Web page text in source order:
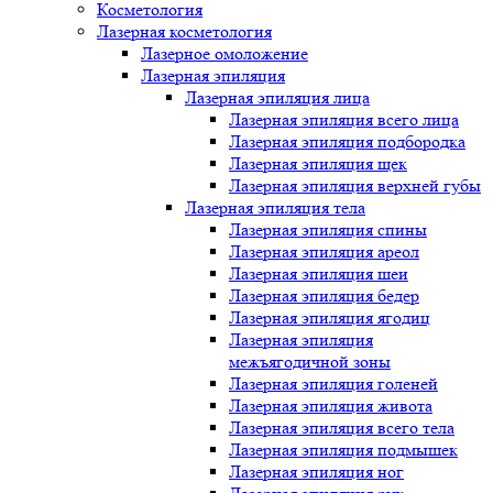
Косметология
Лазерная косметология
Лазерное омоложение
Лазерная эпиляция
Лазерная эпиляция лица
Лазерная эпиляция всего лица
Лазерная эпиляция подбородка
Лазерная эпиляция щек
Лазерная эпиляция верхней губы
Лазерная эпиляция тела
Лазерная эпиляция спины
Лазерная эпиляция ареол
Лазерная эпиляция шеи
Лазерная эпиляция бедер
Лазерная эпиляция ягодиц
Лазерная эпиляция
межъягодичной зоны
Лазерная эпиляция голеней
Лазерная эпиляция живота
Лазерная эпиляция всего тела
Лазерная эпиляция подмышек
Лазерная эпиляция ног